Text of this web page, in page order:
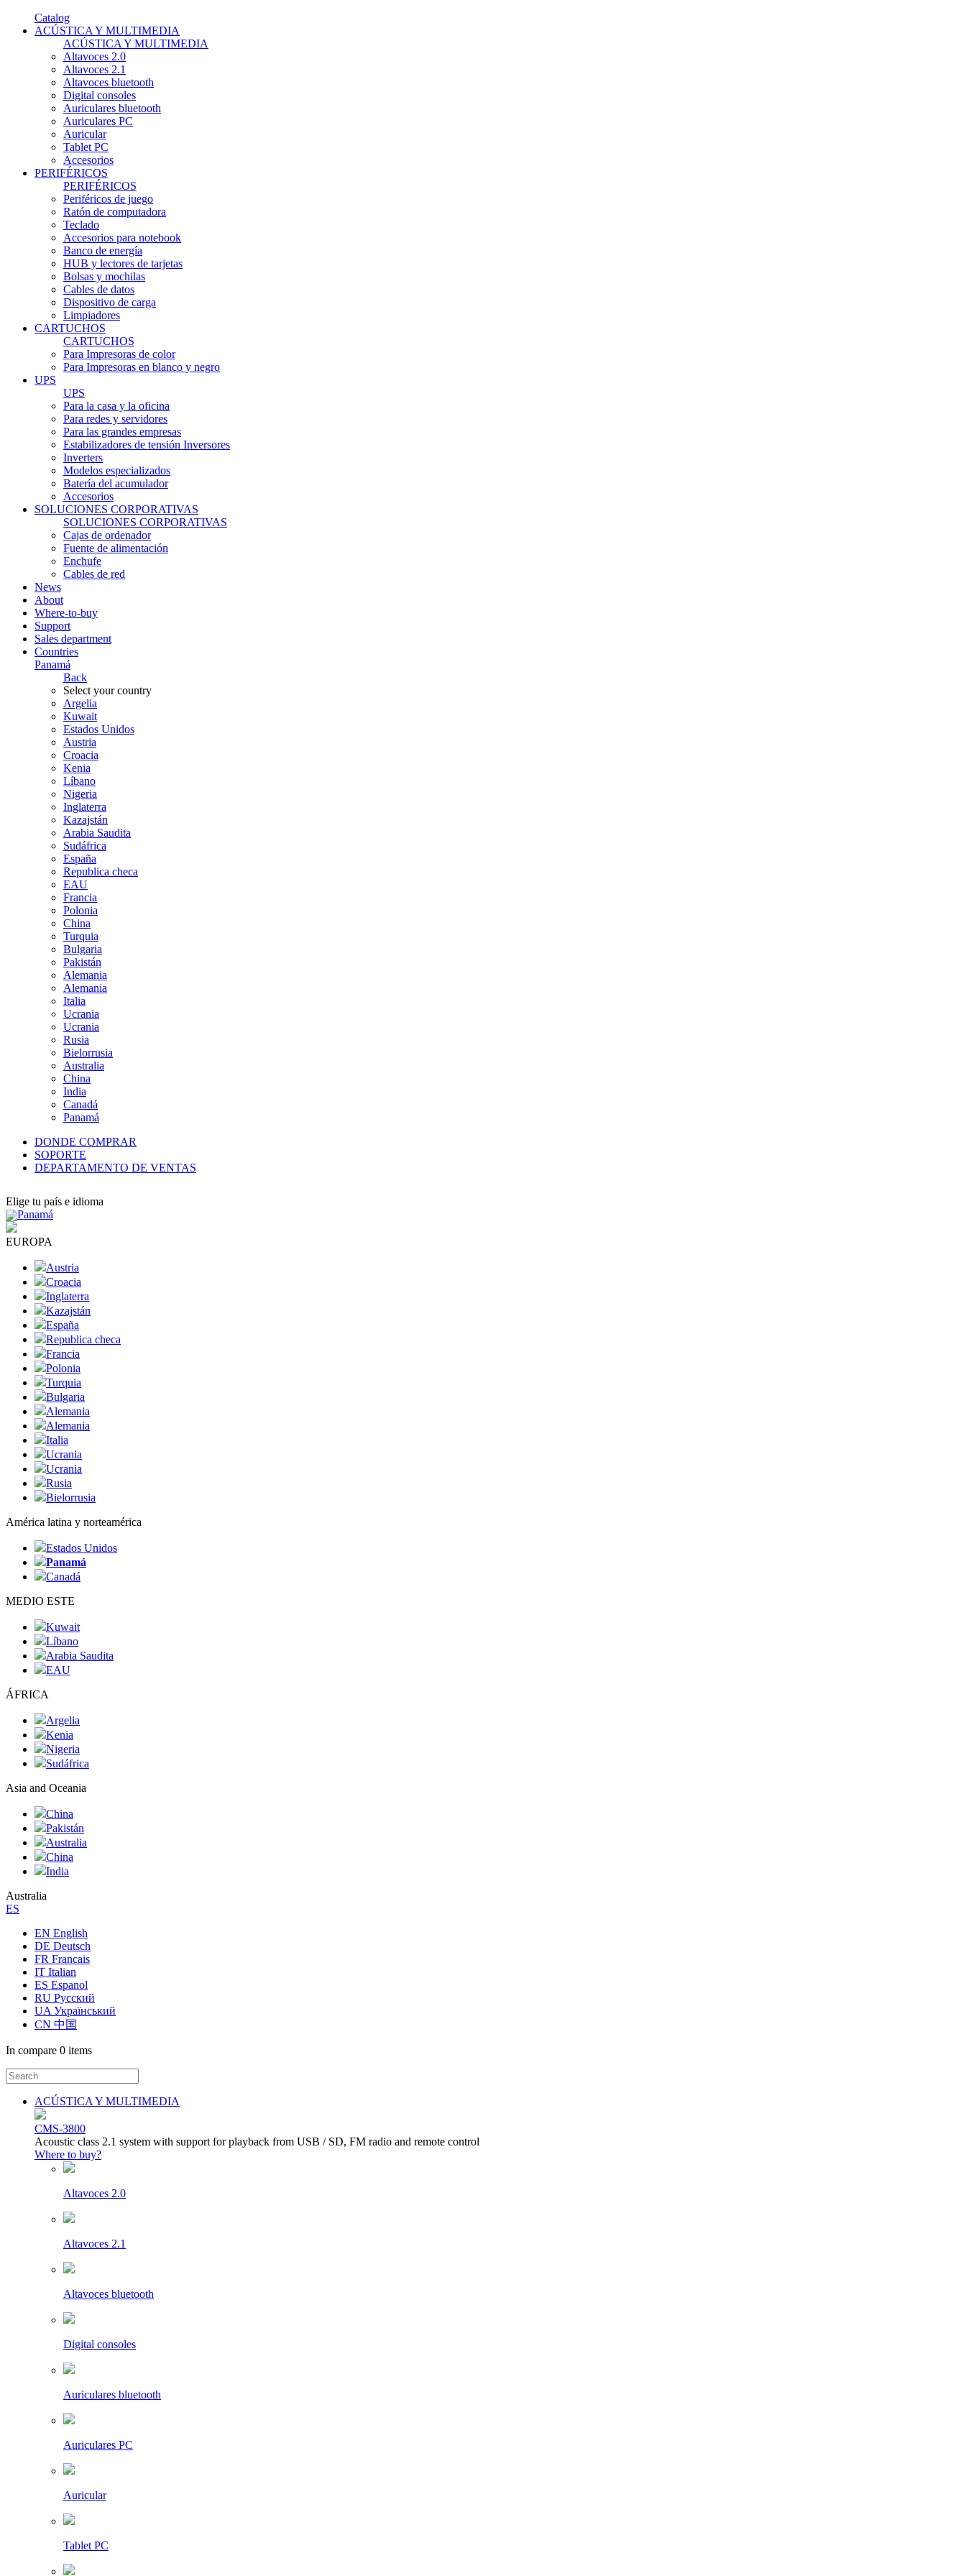
Catalog
ACÚSTICA Y MULTIMEDIA
ACÚSTICA Y MULTIMEDIA
Altavoces 2.0
Altavoces 2.1
Altavoces bluetooth
Digital consoles
Auriculares bluetooth
Auriculares PC
Auricular
Tablet PC
Accesorios
PERIFÉRICOS
PERIFÉRICOS
Periféricos de juego
Ratón de computadora
Teclado
Accesorios para notebook
Banco de energía
HUB y lectores de tarjetas
Bolsas y mochilas
Cables de datos
Dispositivo de carga
Limpiadores
CARTUCHOS
CARTUCHOS
Para Impresoras de color
Para Impresoras en blanco y negro
UPS
UPS
Para la casa y la oficina
Para redes y servidores
Para las grandes empresas
Estabilizadores de tensión Inversores
Inverters
Modelos especializados
Batería del acumulador
Accesorios
SOLUCIONES CORPORATIVAS
SOLUCIONES CORPORATIVAS
Cajas de ordenador
Fuente de alimentación
Enchufe
Cables de red
News
About
Where-to-buy
Support
Sales department
Countries
Panamá
Back
Select your country
Argelia
Kuwait
Estados Unidos
Austria
Croacia
Kenia
Líbano
Nigeria
Inglaterra
Kazajstán
Arabia Saudita
Sudáfrica
España
Republica checa
EAU
Francia
Polonia
China
Turquia
Bulgaria
Pakistán
Alemania
Alemania
Italia
Ucrania
Ucrania
Rusia
Bielorrusia
Australia
China
India
Canadá
Panamá
DONDE COMPRAR
SOPORTE
DEPARTAMENTO DE VENTAS
Elige tu país e idioma
Panamá
EUROPA
Austria
Croacia
Inglaterra
Kazajstán
España
Republica checa
Francia
Polonia
Turquia
Bulgaria
Alemania
Alemania
Italia
Ucrania
Ucrania
Rusia
Bielorrusia
América latina y norteamérica
Estados Unidos
Panamá
Canadá
MEDIO ESTE
Kuwait
Líbano
Arabia Saudita
EAU
ÁFRICA
Argelia
Kenia
Nigeria
Sudáfrica
Asia and Oceania
China
Pakistán
Australia
China
India
Australia
ES
EN English
DE Deutsch
FR Francais
IT Italian
ES Espanol
RU Русский
UA Український
CN 中国
In compare 0 items
ACÚSTICA Y MULTIMEDIA
CMS-3800
Acoustic class 2.1 system with support for playback from USB / SD, FM radio and remote control
Where to buy?
Altavoces 2.0
Altavoces 2.1
Altavoces bluetooth
Digital consoles
Auriculares bluetooth
Auriculares PC
Auricular
Tablet PC